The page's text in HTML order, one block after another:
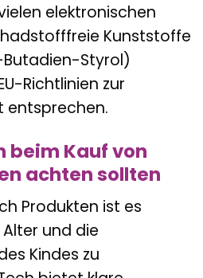
elektronischen
Kunststoffe
Butadien-Styrol)
Richtlinien zur
entsprechen.
beim Kauf von
achten sollten
Produkten ist es
und die
Kindes zu